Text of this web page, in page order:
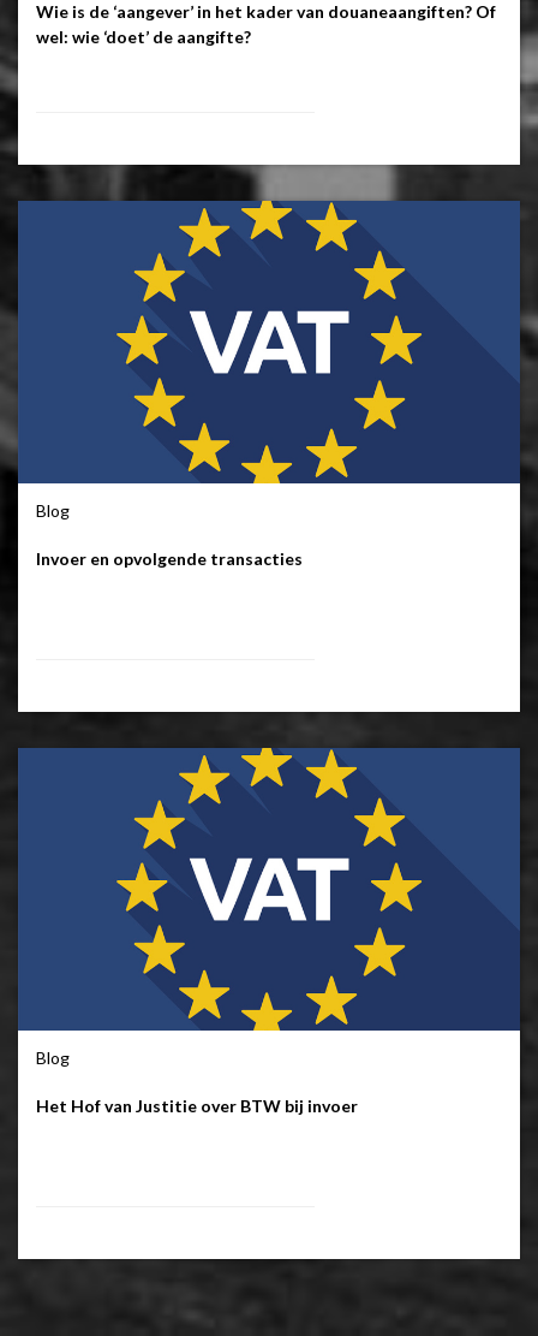
Wie is de ‘aangever’ in het kader van douaneaangiften? Of
wel: wie ‘doet’ de aangifte?
Blog
Invoer en opvolgende transacties
Blog
Het Hof van Justitie over BTW bij invoer